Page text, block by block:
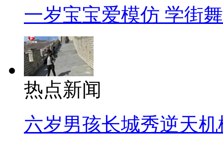
一岁宝宝爱模仿 学街
热点新闻
六岁男孩长城秀逆天机